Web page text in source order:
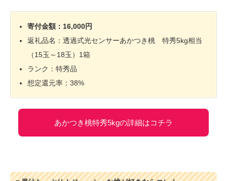
寄付金額：16,000円
返礼品名：透過式光センサーあかつき桃 特秀5kg相当
（15玉～18玉）1箱
ランク：特秀品
想定還元率：38%
あかつき桃特秀5kgの詳細はコチラ